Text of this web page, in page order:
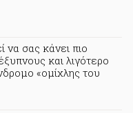
να σας κάνει πιο
και λιγότερο
«ομίχλης του